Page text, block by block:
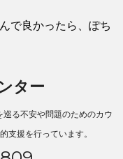
で良かったら、ぽち
ター
る不安や問題のためのカウ
支援を行っています。